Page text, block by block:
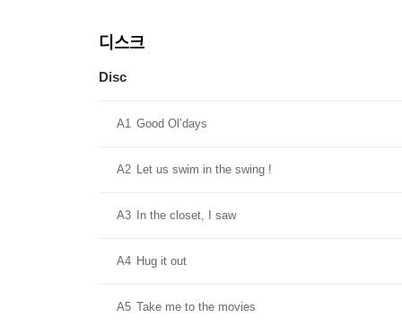
디스크
Disc
A1 Good Ol’days
A2 Let us swim in the swing !
A3 In the closet, I saw
A4 Hug it out
A5 Take me to the movies